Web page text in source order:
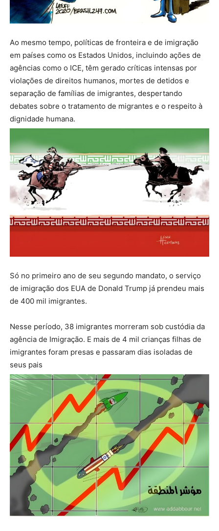
Ao mesmo tempo, políticas de fronteira e de imigração
em países como os Estados Unidos, incluindo ações de
agências como o ICE, têm gerado críticas intensas por
violações de direitos humanos, mortes de detidos e
separação de famílias de imigrantes, despertando
debates sobre o tratamento de migrantes e o respeito à
dignidade humana.
Só no primeiro ano de seu segundo mandato, o serviço
de imigração dos EUA de Donald Trump já prendeu mais
de 400 mil imigrantes.
Nesse período, 38 imigrantes morreram sob custódia da
agência de Imigração. E mais de 4 mil crianças filhas de
imigrantes foram presas e passaram dias isoladas de
seus pais